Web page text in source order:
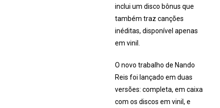
inclui um disco bônus que
também traz canções
inéditas, disponível apenas
em vinil.
O novo trabalho de Nando
Reis foi lançado em duas
versões: completa, em caixa
com os discos em vinil, e